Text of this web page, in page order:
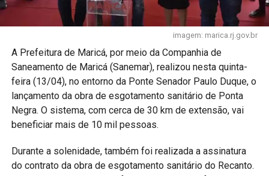
imagem: marica.rj.gov.br
A Prefeitura de Maricá, por meio da Companhia de
Saneamento de Maricá (Sanemar), realizou nesta quinta-
feira (13/04), no entorno da Ponte Senador Paulo Duque, o
lançamento da obra de esgotamento sanitário de Ponta
Negra. O sistema, com cerca de 30 km de extensão, vai
beneficiar mais de 10 mil pessoas.
Durante a solenidade, também foi realizada a assinatura
do contrato da obra de esgotamento sanitário do Recanto.